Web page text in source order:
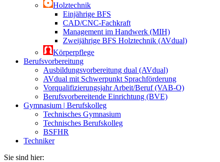
Holztechnik
Einjährige BFS
CAD/CNC-Fachkraft
Management im Handwerk (MIH)
Zweijährige BFS Holztechnik (AVdual)
Körperpflege
Berufsvorbereitung
Ausbildungsvorbereitung dual (AVdual)
AVdual mit Schwerpunkt Sprachförderung
Vorqualifizierungsjahr Arbeit/Beruf (VAB-O)
Berufsvorbereitende Einrichtung (BVE)
Gymnasium | Berufskolleg
Technisches Gymnasium
Technisches Berufskolleg
BSFHR
Techniker
Sie sind hier: